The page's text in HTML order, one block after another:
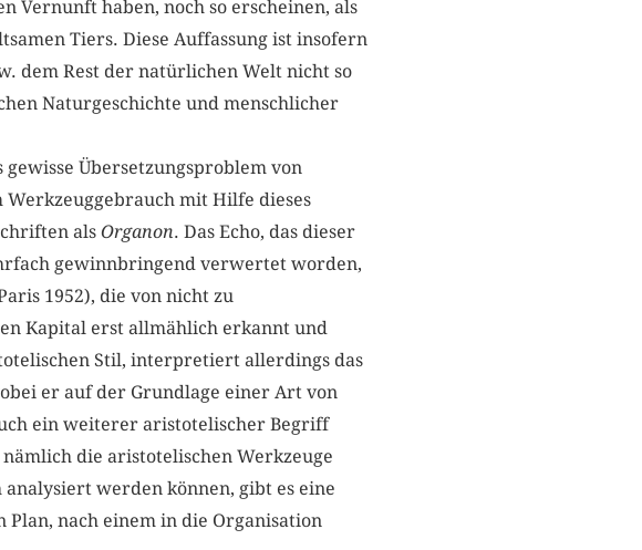
Vernunft haben, noch so erscheinen, als
Tiers. Diese Auffassung ist insofern
dem Rest der natürlichen Welt nicht so
Naturgeschichte und menschlicher
Übersetzungsproblem von
mit Hilfe dieses
als Organon. Das Echo, das dieser
gewinnbringend verwertet worden,
1952), die von nicht zu
Kapital erst allmählich erkannt und
Stil, interpretiert allerdings das
er auf der Grundlage einer Art von
ein weiterer aristotelischer Begriff
die aristotelischen Werkzeuge
werden können, gibt es eine
Plan, nach einem in die Organisation